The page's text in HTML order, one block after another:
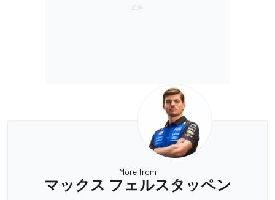
More from
マックス フェルスタッペン